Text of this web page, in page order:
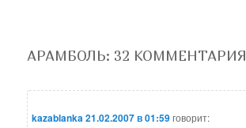
АРАМБОЛЬ: 32 КОММЕНТАРИЯ
kazablanka21.02.2007 в 01:59говорит: